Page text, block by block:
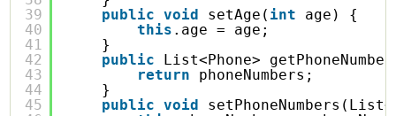
39
40
41
42
43
44
45
public
void setAge( int
age) {
this .age = age;
}
public
List<Phone>
return
phoneNumbers;
}
public
void